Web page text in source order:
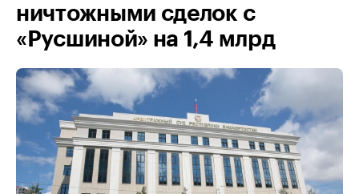
ничтожными сделок с
«Русшиной» на 1,4 млрд